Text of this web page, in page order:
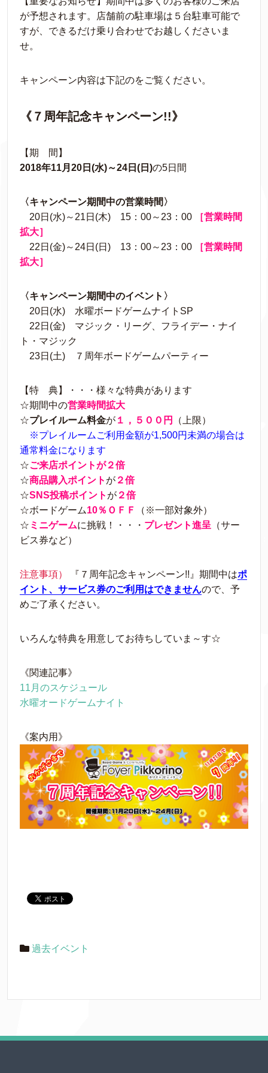
が予想されます。店舗前の駐車場は５台駐車可能で
すが、できるだけ乗り合わせでお越しくださいま
せ。
キャンペーン内容は下記のをご覧ください。
《７周年記念キャンペーン!!》
【期 間】
2018年11月20日(水)～24日(日)の5日間
〈キャンペーン期間中の営業時間〉
20日(水)～21日(木) 15：00～23：00
［営業時間
拡大］
22日(金)～24日(日) 13：00～23：00
［営業時間
拡大］
〈キャンペーン期間中のイベント〉
20日(水) 水曜ボードゲームナイトSP
22日(金) マジック・リーグ、フライデー・ナイ
ト・マジック
23日(土) ７周年ボードゲームパーティー
【特 典】・・・様々な特典があります
☆期間中の営業時間拡大
☆プレイルーム料金が １，５００円
（上限）
※プレイルームご利用金額が1,500円未満の場合は
通常料金になります
☆ご来店ポイントが２倍
☆商品購入ポイント が ２倍
☆SNS投稿ポイント が ２倍
☆ボードゲーム10％ＯＦＦ
（※一部対象外）
☆ ミニゲームに挑戦！・・・ プレゼント進呈 （サー
ビス券など）
注意事項） 『７周年記念キャンペーン!!』期間中はポ
イント、サービス券のご利用はできませんので、予
めご了承ください。
いろんな特典を用意してお待ちしていま～す☆
《関連記事》
11月のスケジュール
水曜オードゲームナイト
《案内用》
過去イベント